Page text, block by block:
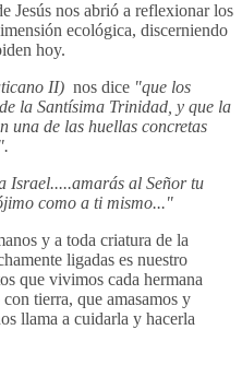
Jesús nos abrió a reflexionar los
ecológica, discerniendo
hoy.
II) nos dice "que los
la Santísima Trinidad, y que la
una de las huellas concretas
Israel.....amarás al Señor tu
como a ti mismo..."
y a toda criatura de la
ligadas es nuestro
que vivimos cada hermana
tierra, que amasamos y
llama a cuidarla y hacerla